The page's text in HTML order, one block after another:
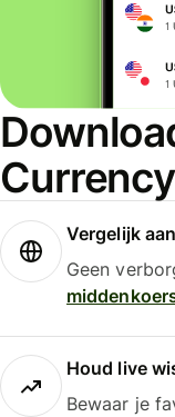
Vergelijk
Geen
Houd live
Bewaar je